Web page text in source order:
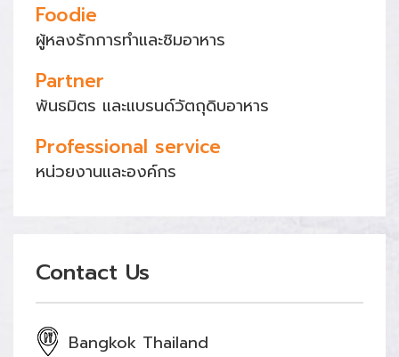
Foodie
ผู้หลงรักการทำและชิมอาหาร
Partner
พันธมิตร และแบรนด์วัตถุดิบอาหาร
Professional service
หน่วยงานและองค์กร
Contact Us
Bangkok Thailand